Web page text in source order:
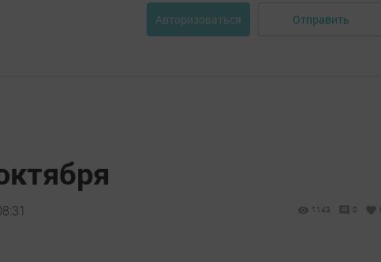
Авторизоваться Отправить
1143 0